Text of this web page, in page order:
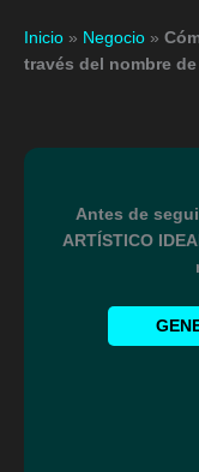
Inicio » Negocio »
través del nombre
Antes de
ARTÍSTICO